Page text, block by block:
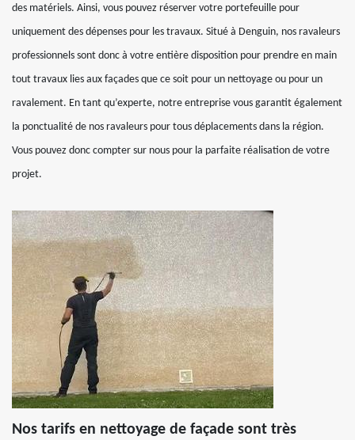
des matériels. Ainsi, vous pouvez réserver votre portefeuille pour
uniquement des dépenses pour les travaux. Situé à Denguin, nos ravaleurs
professionnels sont donc à votre entière disposition pour prendre en main
tout travaux lies aux façades que ce soit pour un nettoyage ou pour un
ravalement. En tant qu’experte, notre entreprise vous garantit également
la ponctualité de nos ravaleurs pour tous déplacements dans la région.
Vous pouvez donc compter sur nous pour la parfaite réalisation de votre
projet.
Nos tarifs en nettoyage de façade sont très